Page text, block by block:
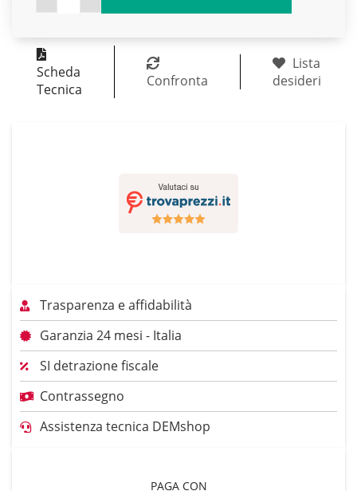
Scheda
Tecnica
Confronta
Lista
desideri
Trasparenza e affidabilità
Garanzia 24 mesi - Italia
SI detrazione fiscale
Contrassegno
Assistenza tecnica DEMshop
PAGA CON